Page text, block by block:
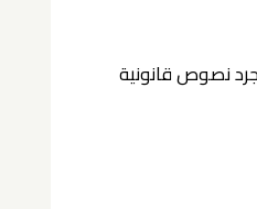
نصوص قانونية